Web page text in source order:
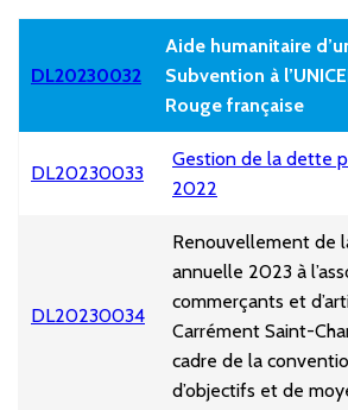
DL20230032
Aide humanitaire
Subvention à
Rouge française
DL20230033
Gestion de la dette
2022
DL20230034
Renouvellement de
annuelle 2023 à
commerçants et
Carrément Saint-
cadre de la
d’objectifs et de